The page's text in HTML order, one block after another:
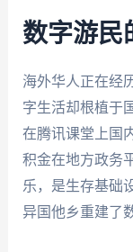
数字游民
海外华人正在经
字生活却根植于
在腾讯课堂上国
积金在地方政务
乐，是生存基础
异国他乡重建了